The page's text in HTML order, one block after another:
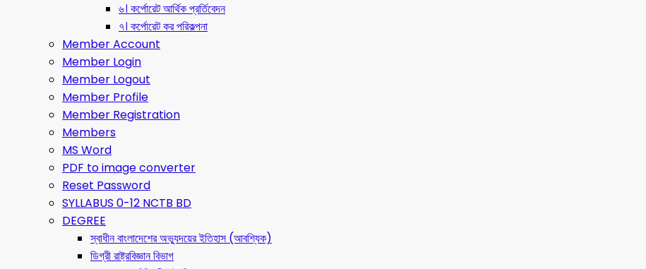
৬। কর্পোরেট আর্থিক প্রর্তিবেদন
৭। কর্পোরেট কর পরিকল্পনা
Member Account
Member Login
Member Logout
Member Profile
Member Registration
Members
MS Word
PDF to image converter
Reset Password
SYLLABUS 0-12 NCTB BD
DEGREE
স্বাধীন বাংলাদেশের অভ্যুদয়ের ইতিহাস (আবশ্যিক)
ডিগ্রী রাষ্ট্রবিজ্ঞান বিভাগ